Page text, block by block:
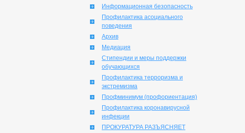
Информационная безопасность
Профилактика асоциального
поведения
Архив
Медиация
Стипендии и меры поддержки
обучающихся
Профилактика терроризма и
экстремизма
Профминимум (профориентация)
Профилактика коронавирусной
инфекции
ПРОКУРАТУРА РАЗЪЯСНЯЕТ